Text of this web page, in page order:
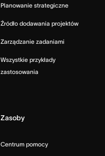
Planowanie strategiczne
Źródło dodawania projektów
Zarządzanie zadaniami
Wszystkie przykłady
zastosowania
Zasoby
Centrum pomocy